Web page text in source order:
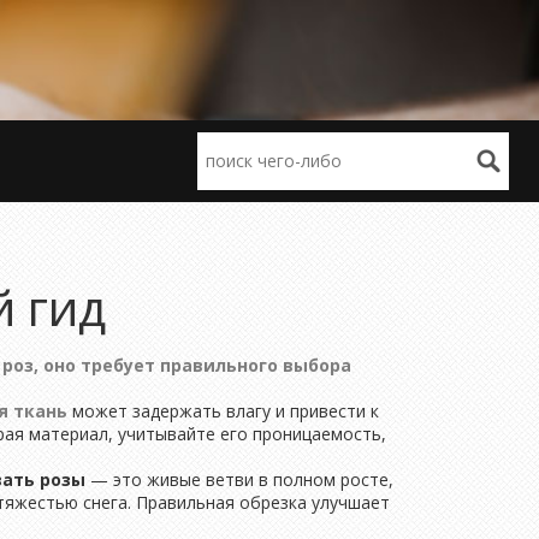
гид
, оно требует правильного выбора
ткань может задержать влагу и привести к
материал, учитывайте его проницаемость,
розы — это живые ветви в полном росте,
снега. Правильная обрезка улучшает